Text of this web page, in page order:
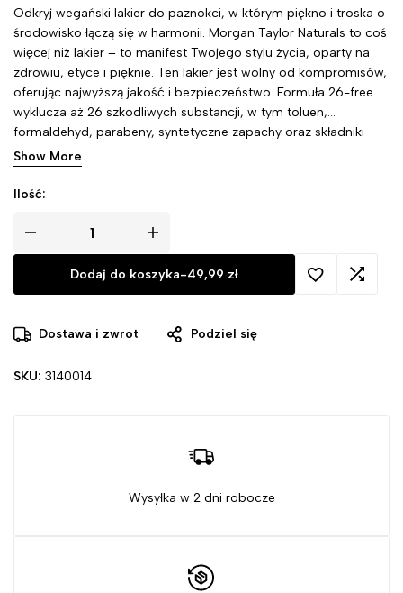
Odkryj wegański lakier do paznokci, w którym piękno i troska o
środowisko łączą się w harmonii. Morgan Taylor Naturals to coś
więcej niż lakier – to manifest Twojego stylu życia, oparty na
zdrowiu, etyce i pięknie. Ten lakier jest wolny od kompromisów,
oferując najwyższą jakość i bezpieczeństwo. Formuła 26-free
wyklucza aż 26 szkodliwych substancji, w tym toluen,
formaldehyd, parabeny, syntetyczne zapachy oraz składniki
pochodzenia zwierzęcego. Wybierając ten produkt, stawiasz na
zdrowie i ekologiczną świadomość.
Show More
Ilość:
Dodaj do koszyka-49,99 zł
Dostawa i zwrot Podziel się
SKU: 3140014
Wysyłka w 2 dni robocze